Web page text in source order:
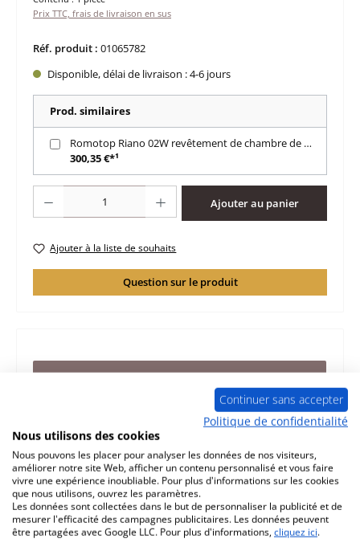
Prix TTC, frais de livraison en sus
Réf. produit : 01065782
Disponible, délai de livraison : 4-6 jours
Prod. similaires
Romotop Riano 02W revêtement de chambre de combustion
300,35 €*¹
Ajouter au panier
Ajouter à la liste de souhaits
Question sur le produit
Description
d‘origine pierre de plaque arrière droit milieu pour le
poêle Romotop Riano 02W Romotop Riano 02W pierre de
plaque arrière…
Plus
Caractéristiques
Informations sur la sécurité du produit
Continuer sans accepter
Politique de confidentialité
Nous utilisons des cookies
Nous pouvons les placer pour analyser les données de nos visiteurs,
améliorer notre site Web, afficher un contenu personnalisé et vous faire
vivre une expérience inoubliable. Pour plus d'informations sur les cookies
que nous utilisons, ouvrez les paramètres.
Les données sont collectées dans le but de personnaliser la publicité et de
mesurer l'efficacité des campagnes publicitaires. Les données peuvent
être partagées avec Google LLC. Pour plus d'informations, cliquez ici.